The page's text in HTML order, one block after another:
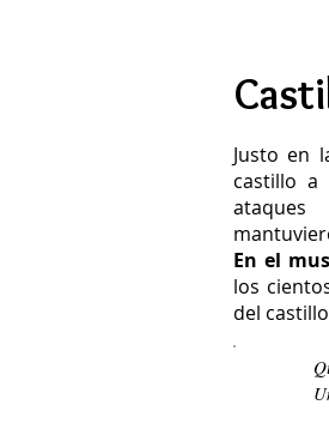
Justo en
castillo a
En el
los
del